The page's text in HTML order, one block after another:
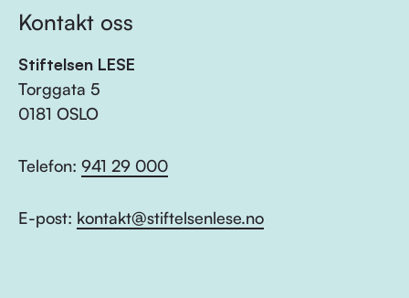
Kontakt oss
Stiftelsen LESE
Torggata 5
0181 OSLO
Telefon: 941 29 000
E-post: kontakt@stiftelsenlese.no